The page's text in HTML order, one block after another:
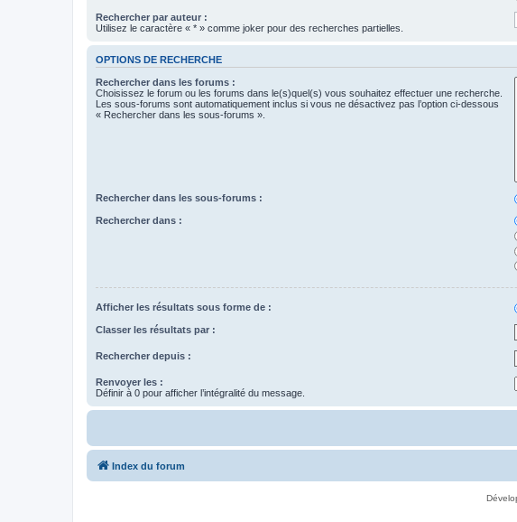
Rechercher par auteur :
Utilisez le caractère « * » comme joker pour des recherches partielles.
OPTIONS DE RECHERCHE
Rechercher dans les forums :
Choisissez le forum ou les forums dans le(s)quel(s) vous souhaitez effectuer une recherche.
Les sous-forums sont automatiquement inclus si vous ne désactivez pas l’option ci-dessous
« Rechercher dans les sous-forums ».
Rechercher dans les sous-forums :
Rechercher dans :
Afficher les résultats sous forme de :
Classer les résultats par :
Rechercher depuis :
Renvoyer les :
Définir à 0 pour afficher l’intégralité du message.
Index du forum